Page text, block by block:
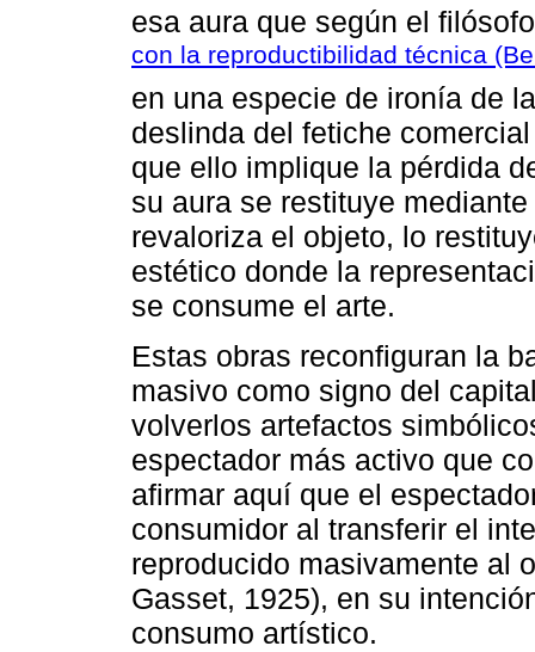
esa aura que según el
con la reproductibilidad técnica
en una especie de ironía de
deslinda del fetiche
que ello implique la pérdida
su aura se restituye
revaloriza el objeto, lo
estético donde la
se consume el arte.
Estas obras reconfiguran la
masivo como signo del
volverlos artefactos
espectador más activo que
afirmar aquí que el
consumidor al transferir el
reproducido masivamente al
Gasset, 1925), en su
consumo artístico.